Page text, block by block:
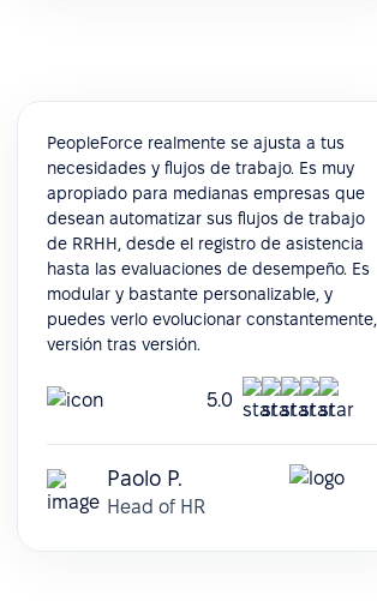
PeopleForce realmente se ajusta a tus
necesidades y flujos de trabajo. Es muy
apropiado para medianas empresas que
desean automatizar sus flujos de trabajo
de RRHH, desde el registro de asistencia
hasta las evaluaciones de desempeño. Es
modular y bastante personalizable, y
puedes verlo evolucionar constantemente,
versión tras versión.
5.0
Paolo P.
Head of HR